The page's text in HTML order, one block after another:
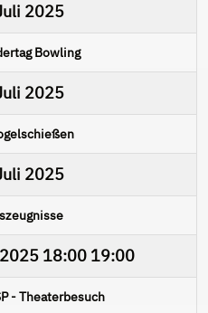
2025
Bowling
2025
2025
18:00 19:00
- Theaterbesuch